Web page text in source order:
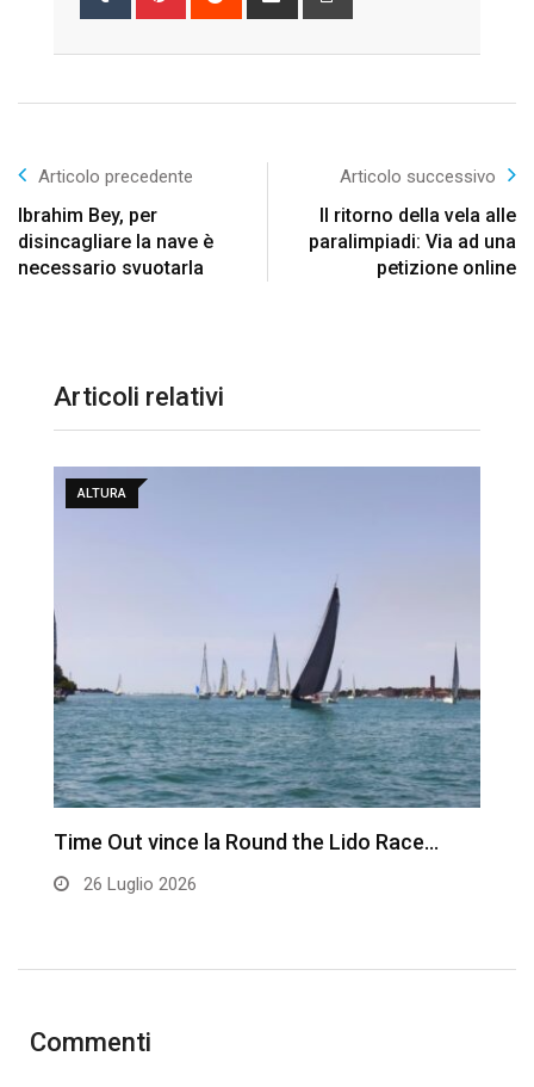
Articolo precedente
Ibrahim Bey, per
disincagliare la nave è
necessario svuotarla
Articolo successivo
Il ritorno della vela alle
paralimpiadi: Via ad una
petizione online
Articoli relativi
ALTURA
Time Out vince la Round the Lido Race…
26 Luglio 2026
Commenti